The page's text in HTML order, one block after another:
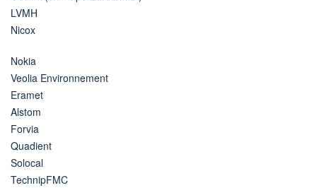
LVMH
Nicox
Nokia
Veolia Environnement
Eramet
Alstom
Forvia
Quadient
Solocal
TechnipFMC